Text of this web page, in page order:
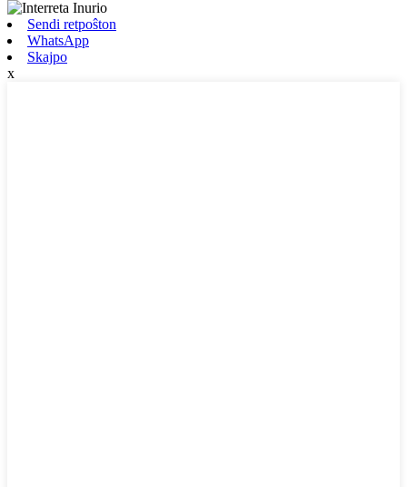
Sendi retpoŝton
WhatsApp
Skajpo
x